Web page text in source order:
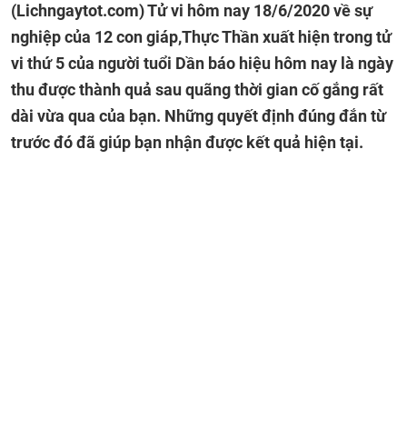
(Lichngaytot.com)Tử vi hôm nay 18/6/2020 về sự
nghiệp của 12 con giáp,Thực Thần xuất hiện trong tử
vi thứ 5 của người tuổi Dần báo hiệu hôm nay là ngày
thu được thành quả sau quãng thời gian cố gắng rất
dài vừa qua của bạn. Những quyết định đúng đắn từ
trước đó đã giúp bạn nhận được kết quả hiện tại.